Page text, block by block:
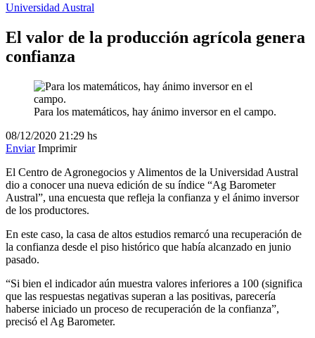
Universidad Austral
El valor de la producción agrícola genera
confianza
Para los matemáticos, hay ánimo inversor en el campo.
08/12/2020 21:29 hs
Enviar Imprimir
El Centro de Agronegocios y Alimentos de la Universidad Austral
dio a conocer una nueva edición de su índice “Ag Barometer
Austral”, una encuesta que refleja la confianza y el ánimo inversor
de los productores.
En este caso, la casa de altos estudios remarcó una recuperación de
la confianza desde el piso histórico que había alcanzado en junio
pasado.
“Si bien el indicador aún muestra valores inferiores a 100 (significa
que las respuestas negativas superan a las positivas, parecería
haberse iniciado un proceso de recuperación de la confianza”,
precisó el Ag Barometer.